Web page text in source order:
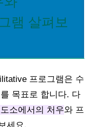
램 살펴보
프로그램은 수
목표로 합니다. 다
소에서의 처우와 프